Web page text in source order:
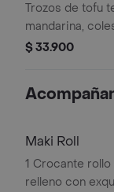
Trozos de tofu
mandarina,
y zanahoria), 4
$ 33.900
Maki Roll
1 Crocante
relleno con